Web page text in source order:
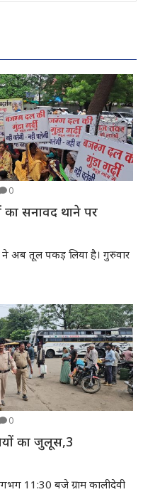
0
का सनावद थाने पर
ने अब तूल पकड़ लिया है। गुरुवार
0
का जुलूस,3
11:30 बजे ग्राम कालीदेवी